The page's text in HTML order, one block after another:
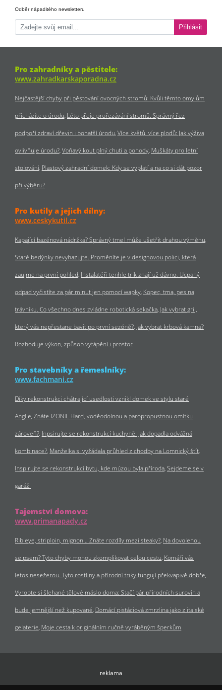
Odběr nápaditého newsletteru
Přihlásit
Pro zahradníky a pěstitele:
www.zahradkarskaporadna.cz
Nejčastější chyby při pěstování ovocných stromů: Kvůli těmto omylům
přicházíte o úrodu Léto přeje prořezávání stromů. Správný řez
podpoří zdraví dřevin i bohatší úrodu Více květů, více plodů: Jak výživa
ovlivňuje úrodu? Voňavý kout plný chuti a pohody Muškáty pro letní
stolování Plastový zahradní domek: Kdy se vyplatí a na co si dát pozor
při výběru?
Pro kutily a jejich dílny:
www.ceskykutil.cz
Kapající bazénová nádržka? Správný tmel může ušetřit drahou výměnu
Staré bedýnky nevyhazujte. Proměníte je v designovou polici, která
zaujme na první pohled Instalatéři tenhle trik znají už dávno. Ucpaný
odpad vyčistíte za pár minut jen pomocí wapky Kopec, tma, pes na
trávníku. Co všechno dnes zvládne robotická sekačka Jak vybrat gril,
který vás nepřestane bavit po první sezóně? Jak vybrat krbová kamna?
Rozhoduje výkon, způsob vytápění i prostor
Pro stavebníky a řemeslníky:
www.fachmani.cz
Díky rekonstrukci chátrající usedlosti vznikl domek ve stylu staré
Anglie Znáte IZONIL Hard, voděodolnou a paropropustnou omítku
zároveň? Inpsirujte se rekonstrukcí kuchyně. Jak dopadla odvážná
kombinace? Manželka si vyžádala průhled z chodby na Lomnický štít
Inspirujte se rekonstrukcí bytu, kde múzou byla příroda Sejdeme se v
garáži
Tajemství domova:
www.primanapady.cz
Rib eye, striploin, mignon… Znáte rozdíly mezi steaky? Na dovolenou
se psem? Tyto chyby mohou zkomplikovat celou cestu Komáři vás
letos nesežerou. Tyto rostliny a přírodní triky fungují překvapivě dobře
Vyrobte si šlehané tělové máslo doma: Stačí pár přírodních surovin a
bude jemnější než kupované Domácí pistáciová zmrzlina jako z italské
gelaterie Moje cesta k originálním ručně vyráběným šperkům
reklama